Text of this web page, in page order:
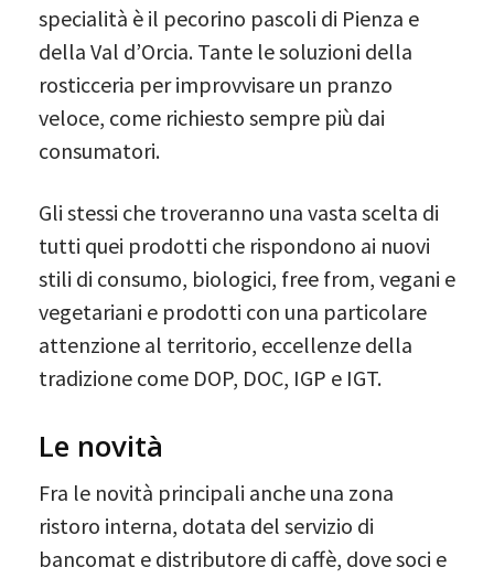
specialità è il pecorino pascoli di Pienza e
della Val d’Orcia. Tante le soluzioni della
rosticceria per improvvisare un pranzo
veloce, come richiesto sempre più dai
consumatori.
Gli stessi che troveranno una vasta scelta di
tutti quei prodotti che rispondono ai nuovi
stili di consumo, biologici, free from, vegani e
vegetariani e prodotti con una particolare
attenzione al territorio, eccellenze della
tradizione come DOP, DOC, IGP e IGT.
Le novità
Fra le novità principali anche una zona
ristoro interna, dotata del servizio di
bancomat e distributore di caffè, dove soci e